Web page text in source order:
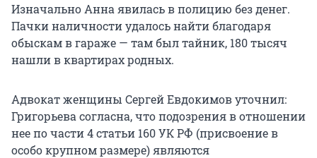
Изначально Анна явилась в полицию без денег.
Пачки наличности удалось найти благодаря
обыскам в гараже — там был тайник, 180 тысяч
нашли в квартирах родных.
Адвокат женщины Сергей Евдокимов уточнил:
Григорьева согласна, что подозрения в отношении
нее по части 4 статьи 160 УК РФ (присвоение в
особо крупном размере) являются